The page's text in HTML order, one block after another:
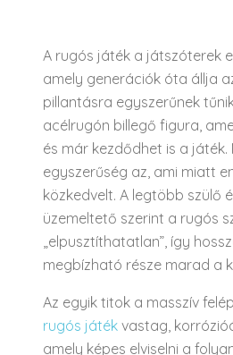
A rugós játék a játszóterek
amely generációk óta állja
pillantásra egyszerűnek
acélrugón billegő figura,
és már kezdődhet is a játék.
egyszerűség az, ami miatt
közkedvelt. A legtöbb szülő
üzemeltető szerint a rugós
„elpusztíthatatlan”, így
megbízható része marad a
Az egyik titok a masszív
rugós játék vastag,
amely képes elviselni a